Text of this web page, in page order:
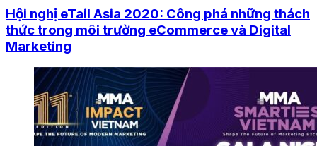
Hội nghị eTail Asia 2020: Công phá những thách
thức trong môi trường eCommerce và Digital
Marketing